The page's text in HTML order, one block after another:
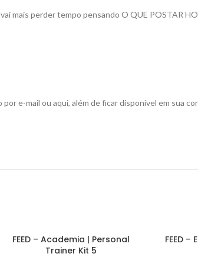
mais perder tempo pensando O QUE POSTAR
e-mail ou aqui, além de ficar disponível em sua
FEED – Academia | Personal
Trainer Kit 5
FEED